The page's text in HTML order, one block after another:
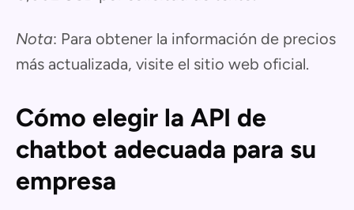
Nota: Para obtener la información de precios
más actualizada, visite el sitio web oficial.
Cómo elegir la API de
chatbot adecuada para su
empresa